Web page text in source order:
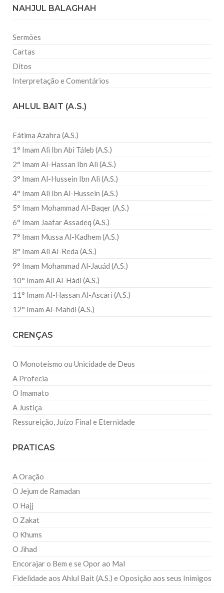
NAHJUL BALAGHAH
Sermões
Cartas
Ditos
Interpretação e Comentários
AHLUL BAIT (A.S.)
Fátima Azahra (A.S.)
1° Imam Ali Ibn Abi Táleb (A.S.)
2° Imam Al-Hassan Ibn Ali (A.S.)
3° Imam Al-Hussein Ibn Ali (A.S.)
4° Imam Ali Ibn Al-Hussein (A.S.)
5° Imam Mohammad Al-Baqer (A.S.)
6° Imam Jaafar Assadeq (A.S.)
7° Imam Mussa Al-Kadhem (A.S.)
8° Imam Ali Al-Reda (A.S.)
9° Imam Mohammad Al-Jauád (A.S.)
10° Imam Ali Al-Hádi (A.S.)
11° Imam Al-Hassan Al-Ascari (A.S.)
12° Imam Al-Mahdi (A.S.)
CRENÇAS
O Monoteísmo ou Unicidade de Deus
A Profecia
O Imamato
A Justiça
Ressureição, Juízo Final e Eternidade
PRATICAS
A Oração
O Jejum de Ramadan
O Hajj
O Zakat
O Khums
O Jihad
Encorajar o Bem e se Opor ao Mal
Fidelidade aos Ahlul Bait (A.S.) e Oposição aos seus Inimigos